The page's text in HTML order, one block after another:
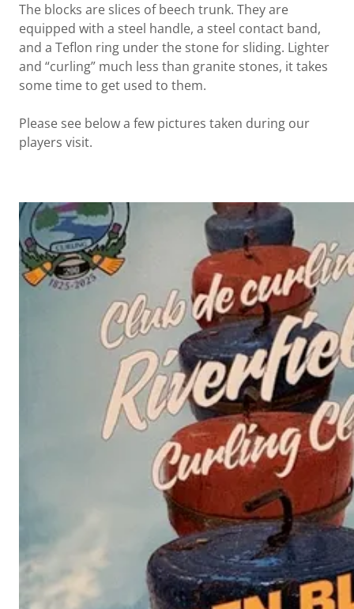
The blocks are slices of beech trunk. They are
equipped with a steel handle, a steel contact band,
and a Teflon ring under the stone for sliding. Lighter
and “curling” much less than granite stones, it takes
some time to get used to them.
Please see below a few pictures taken during our
players visit.